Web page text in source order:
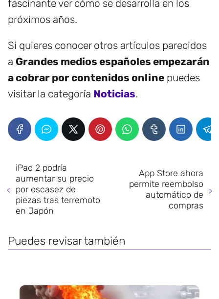
fascinante ver cómo se desarrolla en los
próximos años.
Si quieres conocer otros artículos parecidos
a Grandes medios españoles empezarán
a cobrar por contenidos online puedes
visitar la categoría Noticias.
iPad 2 podría
aumentar su precio
por escasez de
piezas tras terremoto
en Japón
App Store ahora
permite reembolso
automático de
compras
Puedes revisar también